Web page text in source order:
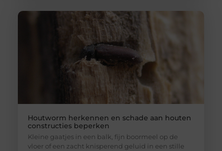
Houtworm herkennen en schade aan houten
constructies beperken
Kleine gaatjes in een balk, fijn boormeel op de
vloer of een zacht knisperend geluid in een stille